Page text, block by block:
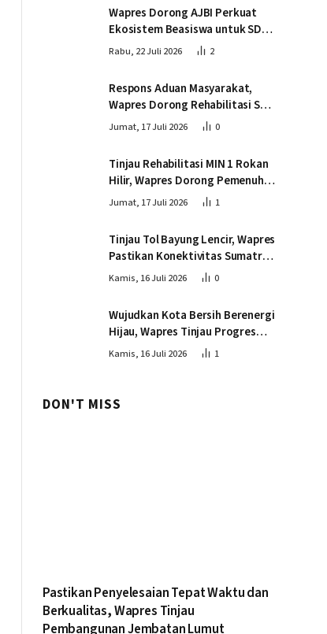
Wapres Dorong AJBI Perkuat
Ekosistem Beasiswa untuk SDM
Unggul Indonesia Timur
Rabu, 22 Juli 2026 2
Respons Aduan Masyarakat,
Wapres Dorong Rehabilitasi SDN
016 Serusa Rokan Hilir
Jumat, 17 Juli 2026 0
Tinjau Rehabilitasi MIN 1 Rokan
Hilir, Wapres Dorong Pemenuhan
Sarana Prasarana Pendidikan
Jumat, 17 Juli 2026 1
Tinjau Tol Bayung Lencir, Wapres
Pastikan Konektivitas Sumatra
Berjalan Optimal
Kamis, 16 Juli 2026 0
Wujudkan Kota Bersih Berenergi
Hijau, Wapres Tinjau Progres
Pembangunan PSEL di
Kamis, 16 Juli 2026 1
DON'T MISS
Pastikan Penyelesaian Tepat Waktu dan
Berkualitas, Wapres Tinjau
Pembangunan Jembatan Lumut